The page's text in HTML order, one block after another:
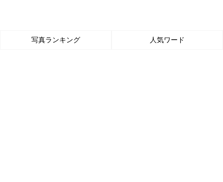
写真ランキング 人気ワード